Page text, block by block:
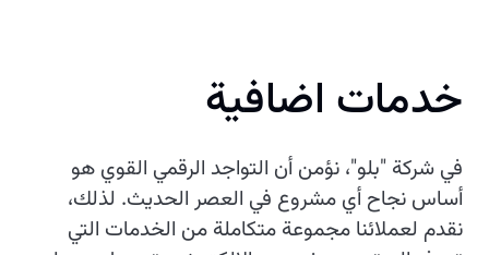
خدمات اضافية
في شركة "بلو"، نؤمن أن التواجد الرقمي القوي هو
أساس نجاح أي مشروع في العصر الحديث. لذلك،
نقدم لعملائنا مجموعة متكاملة من الخدمات التي